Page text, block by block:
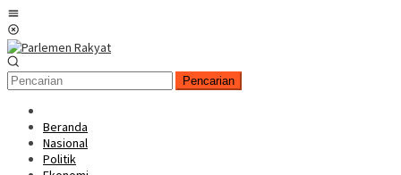
Loncat
ke
konten
Pencarian
Beranda
Nasional
Politik